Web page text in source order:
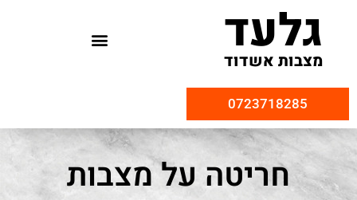
גלעד
מצבות אשדוד
0723718285
חריטה על מצבות